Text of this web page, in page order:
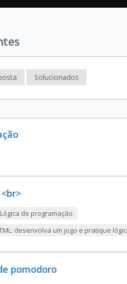
Solucionados
Lógica de programação
desenvolva um jogo e pratique
pomodoro